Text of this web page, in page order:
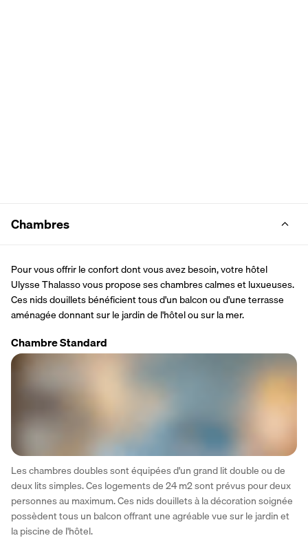
Chambres
Pour vous offrir le confort dont vous avez besoin, votre hôtel
Ulysse Thalasso vous propose ses chambres calmes et luxueuses.
Ces nids douillets bénéficient tous d'un balcon ou d'une terrasse
aménagée donnant sur le jardin de l'hôtel ou sur la mer.
Chambre Standard
Les chambres doubles sont équipées d'un grand lit double ou de
deux lits simples. Ces logements de 24 m2 sont prévus pour deux
personnes au maximum. Ces nids douillets à la décoration soignée
possèdent tous un balcon offrant une agréable vue sur le jardin et
la piscine de l'hôtel.